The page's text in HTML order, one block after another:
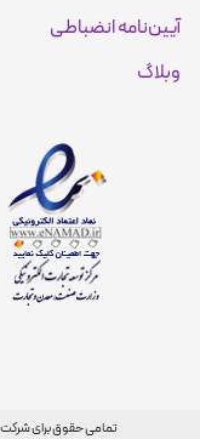
آیین‌نامه انضباطی
وبلاگ
تمامی حقوق برای شرکت